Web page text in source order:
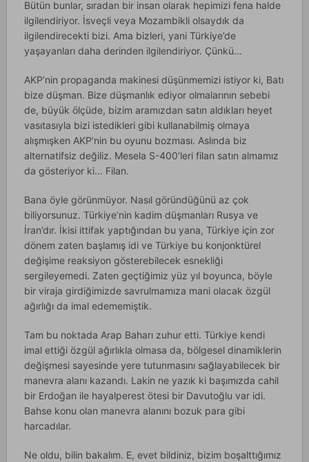
Bütün bunlar, sıradan bir insan olarak hepimizi fena halde
ilgilendiriyor. İsveçli veya Mozambikli olsaydık da
ilgilendirecekti bizi. Ama bizleri, yani Türkiye’de
yaşayanları daha derinden ilgilendiriyor. Çünkü…
AKP’nin propaganda makinesi düşünmemizi istiyor ki, Batı
bize düşman. Bize düşmanlık ediyor olmalarının sebebi
de, büyük ölçüde, bizim aramızdan satın aldıkları heyet
vasıtasıyla bizi istedikleri gibi kullanabilmiş olmaya
alışmışken AKP’nin bu oyunu bozması. Aslında biz
alternatifsiz değiliz. Mesela S-400’leri filan satın almamız
da gösteriyor ki… Filan.
Bana öyle görünmüyor. Nasıl göründüğünü az çok
biliyorsunuz. Türkiye’nin kadim düşmanları Rusya ve
İran’dır. İkisi ittifak yaptığından bu yana, Türkiye için zor
dönem zaten başlamış idi ve Türkiye bu konjonktürel
değişime reaksiyon gösterebilecek esnekliği
sergileyemedi. Zaten geçtiğimiz yüz yıl boyunca, böyle
bir viraja girdiğimizde savrulmamıza mani olacak özgül
ağırlığı da imal edememiştik.
Tam bu noktada Arap Baharı zuhur etti. Türkiye kendi
imal ettiği özgül ağırlıkla olmasa da, bölgesel dinamiklerin
değişmesi sayesinde yere tutunmasını sağlayabilecek bir
manevra alanı kazandı. Lakin ne yazık ki başımızda cahil
bir Erdoğan ile hayalperest ötesi bir Davutoğlu var idi.
Bahse konu olan manevra alanını bozuk para gibi
harcadılar.
Ne oldu, bilin bakalım. E, evet bildiniz, bizim boşalttığımız